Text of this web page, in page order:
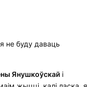
не буду даваць
Янушкоўскай і